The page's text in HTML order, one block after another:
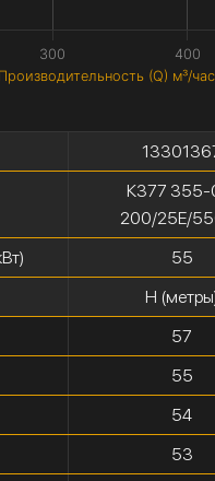
Производительность (Q) м³/час
300 400
К377 355-
200/25Е/
55
H
57
55
54
53